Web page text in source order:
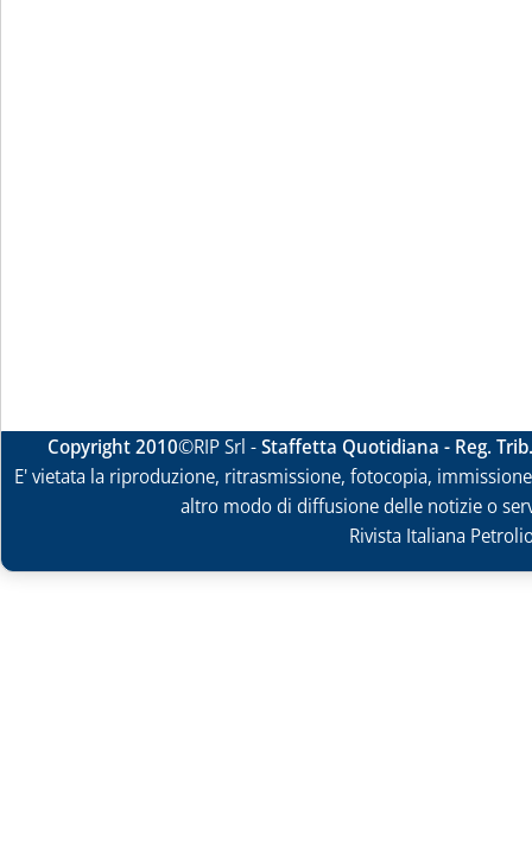
Copyright 2010©RIP Srl -Staffetta Quotidiana - Reg.
E' vietata la riproduzione, ritrasmissione, fotocopia,
altro modo di diffusione delle notizie o
Rivista Italiana